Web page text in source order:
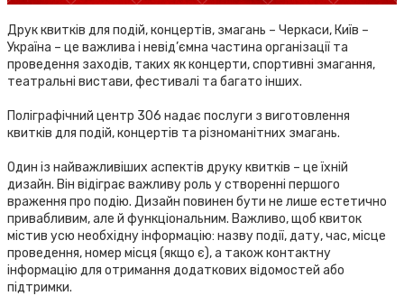
Друк квитків для подій, концертів, змагань – Черкаси, Київ –
Україна – це важлива і невід’ємна частина організації та
проведення заходів, таких як концерти, спортивні змагання,
театральні вистави, фестивалі та багато інших.
Поліграфічний центр 306 надає послуги з виготовлення
квитків для подій, концертів та різноманітних змагань.
Один із найважливіших аспектів друку квитків – це їхній
дизайн. Він відіграє важливу роль у створенні першого
враження про подію. Дизайн повинен бути не лише естетично
привабливим, але й функціональним. Важливо, щоб квиток
містив усю необхідну інформацію: назву події, дату, час, місце
проведення, номер місця (якщо є), а також контактну
інформацію для отримання додаткових відомостей або
підтримки.